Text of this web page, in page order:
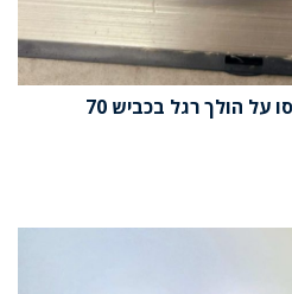
על הולך רגל בכביש 70